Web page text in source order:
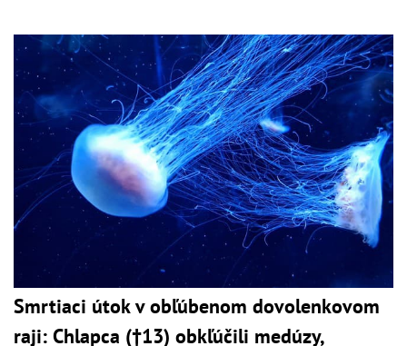
Smrtiaci útok v obľúbenom dovolenkovom
raji: Chlapca (†13) obkľúčili medúzy,